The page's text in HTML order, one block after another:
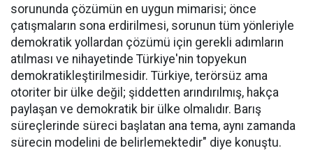
sorununda çözümün en uygun mimarisi; önce
çatışmaların sona erdirilmesi, sorunun tüm yönleriyle
demokratik yollardan çözümü için gerekli adımların
atılması ve nihayetinde Türkiye'nin topyekun
demokratikleştirilmesidir. Türkiye, terörsüz ama
otoriter bir ülke değil; şiddetten arındırılmış, hakça
paylaşan ve demokratik bir ülke olmalıdır. Barış
süreçlerinde süreci başlatan ana tema, aynı zamanda
sürecin modelini de belirlemektedir" diye konuştu.